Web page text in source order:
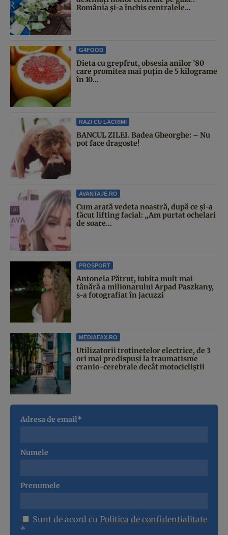
România și-a închis centralele...
G4FOOD
Dieta cu grepfrut, obsesia anilor ’80
care promitea mai puțin de 5 kilograme
în 10...
RAZI CU LACRIMI
BANCUL ZILEI. Badea Gheorghe: – Nu
pot face dragoste!
AVANTAJE.RO
Cum arată vedeta noastră, după ce și-a
făcut lifting facial: „Am purtat ochelari
de soare...
PROSPORT
Antonela Pătruț, iubita mult mai
tânără a milionarului Arpad Paszkany,
s-a fotografiat în jacuzzi
MEDIAFAX.RO
Utilizatorii trotinetelor electrice, de 3
ori mai predispuși la traumatisme
cranio-cerebrale decât motocicliștii
Adresa de email*
Numele
Prenumele
Sunt de acord cu Politica de confidentialitate
*